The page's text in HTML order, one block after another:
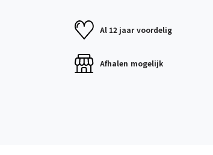
Al 12 jaar voordelig
Afhalen mogelijk